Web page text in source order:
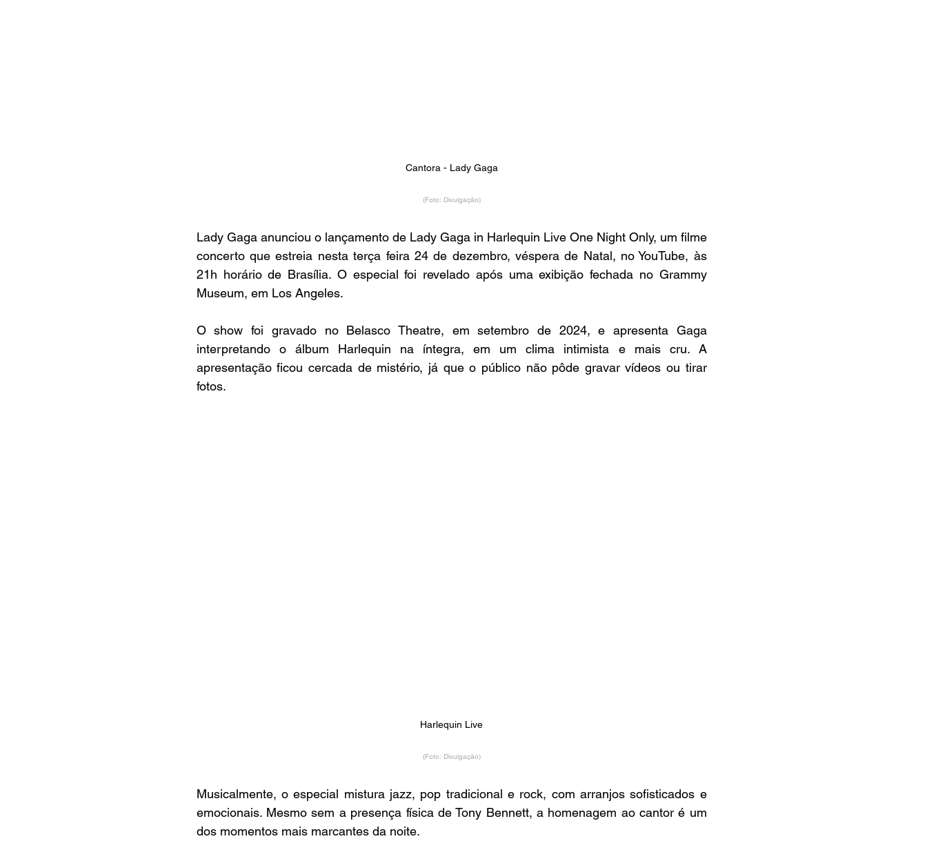
Cantora - Lady Gaga
(Foto: Divulgação)
Lady Gaga anunciou o lançamento de Lady Gaga in Harlequin Live One Night Only, um filme
concerto que estreia nesta terça feira 24 de dezembro, véspera de Natal, no YouTube, às
21h horário de Brasília. O especial foi revelado após uma exibição fechada no Grammy
Museum, em Los Angeles.
O show foi gravado no Belasco Theatre, em setembro de 2024, e apresenta Gaga
interpretando o álbum Harlequin na íntegra, em um clima intimista e mais cru. A
apresentação ficou cercada de mistério, já que o público não pôde gravar vídeos ou tirar
fotos.
Harlequin Live
(Foto: Divulgação)
Musicalmente, o especial mistura jazz, pop tradicional e rock, com arranjos sofisticados e
emocionais. Mesmo sem a presença física de Tony Bennett, a homenagem ao cantor é um
dos momentos mais marcantes da noite.